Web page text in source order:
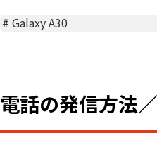
#Galaxy A30
電話の発信方法